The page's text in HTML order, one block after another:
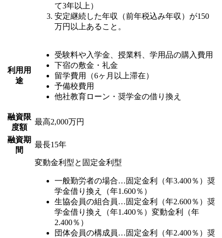
て3年以上）
安定継続した年収（前年税込み年収）が150
万円以上あること。
利用用
途
受験料や入学金、授業料、学用品の購入費用
下宿の敷金・礼金
留学費用（6ヶ月以上滞在）
予備校費用
他社教育ローン・奨学金の借り換え
融資限
度額
最高2,000万円
融資期
間
最長15年
変動金利型と固定金利型
一般勤労者の場合…固定金利（年3.400％）奨
学金借り換え（年1.600％）
生協会員の組合員…固定金利（年2.600％）奨
学金借り換え（年1.400％）変動金利（年
2.400％）
団体会員の構成員…固定金利（年2.400％）奨